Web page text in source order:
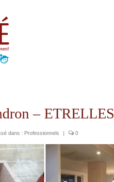
– ETRELLES
dans : Professionnels | 0